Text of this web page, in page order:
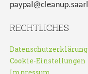
RECHTLICHES
Datenschutzerklärung
Cookie-Einstellungen